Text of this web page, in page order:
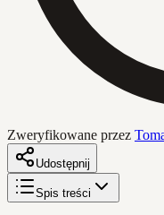
Zweryfikowane przez
Udostępnij
Spis treści